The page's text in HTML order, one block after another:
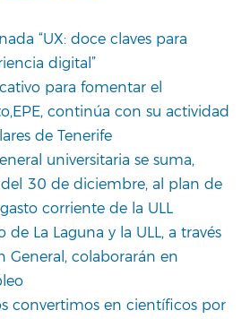
“UX: doce claves para
digital”
para fomentar el
continúa con su actividad
de Tenerife
universitaria se suma,
30 de diciembre, al plan de
corriente de la ULL
La Laguna y la ULL, a través
General, colaborarán en
convertimos en científicos por